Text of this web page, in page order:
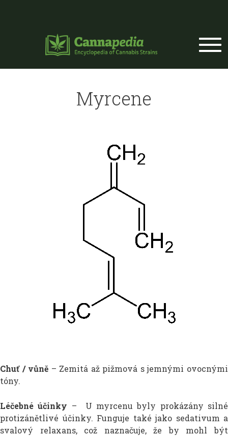
Myrcene
Chuť / vůně – Zemitá až pižmová s jemnými ovocnými
tóny.
Léčebné účinky – U myrcenu byly prokázány silné
protizánětlivé účinky. Funguje také jako sedativum a
svalový relaxans, což naznačuje, že by mohl být